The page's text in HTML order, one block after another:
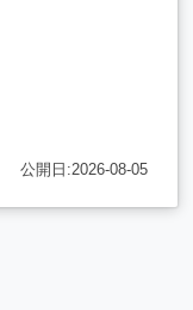
公開日:2026-08-05